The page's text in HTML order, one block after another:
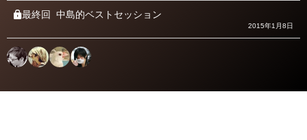
最終回 中島的ベストセッション
2015年1月8日